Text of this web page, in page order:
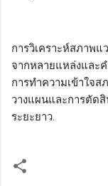
การวิเคราะห์สภาพ
จากหลายแหล่งและ
การทำความเข้าใจ
วางแผนและการตัด
ระยะยาว.